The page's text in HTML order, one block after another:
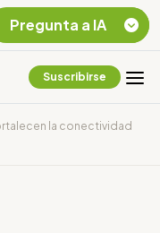
Suscribirse
la conectividad
Pregunta a IA
Chevron Ecuador